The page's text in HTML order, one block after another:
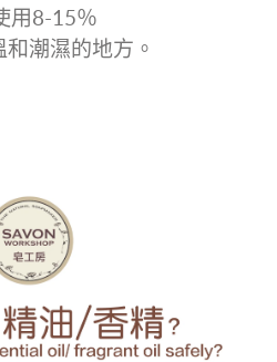
用8-15％
和潮濕的地方。